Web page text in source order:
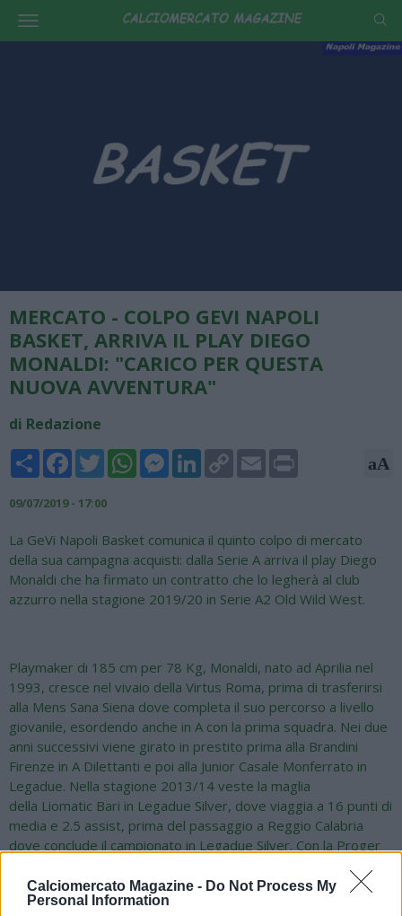
Calciomercato Magazine - Do Not Process My
Personal Information
MERCATO - COLPO GEVI NAPOLI
BASKET, ARRIVA IL PLAY DIEGO
MONALDI: "CARICO PER QUESTA
NUOVA AVVENTURA"
di Redazione
Share FacebookTwitterWhatsAppMessengerLinkedInCopy
Link
Email aA
09/07/2019 - 17:00
La GeVi Napoli Basket comunica il quinto colpo di mercato
della sua campagna acquisti: dalla Serie A arriva il play Diego
Monaldi che ha firmato un contratto che lo legherà al club
azzurro nella stagione 2019/20 in Serie A2 Old Wild West.
Playmaker di 185 cm per 78 Kg, Monaldi, nato ad Aprilia nel
1993, cresce nel vivaio della Virtus Roma, prima di trasferirsi
alla Mens Sana Siena dove completa il suo percorso a livello
giovanile, esordendo anche in A con la prima squadra. Nei due
anni successivi viene girato in prestito prima alla Brandini
Firenze in A Dilettanti e poi alla Junior Casale Monferrato in
Legadue. Nella stagione 2013/14 veste la maglia
della Liomatic Bari in Legadue Silver, dove viaggia a 16 punti di
media e 2.5 assist, prima del passaggio a Reggio Calabria
dove conclude il campionato in Legadue Silver. Con la Proger
come uno dei migliori prospetti italiani del secondo
campionato nazionale, con un impiego medio di 32.2 minuti,